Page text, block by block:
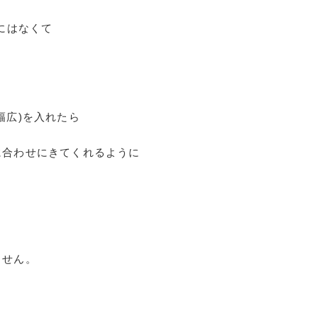
はなくて
広)を入れたら
わせにきてくれるように
ん。